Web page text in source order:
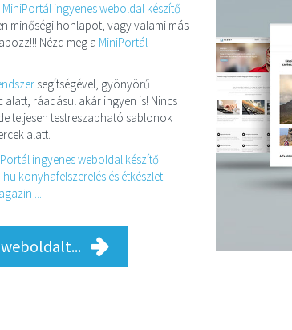
MiniPortál ingyenes weboldal készítő
minőségi honlapot, vagy valami más
Nézd meg a MiniPortál
segítségével, gyönyörű
ráadásul akár ingyen is! Nincs
teljesen testreszabható sablonok
alatt.
ingyenes weboldal készítő
konyhafelszerelés és étkészlet
...